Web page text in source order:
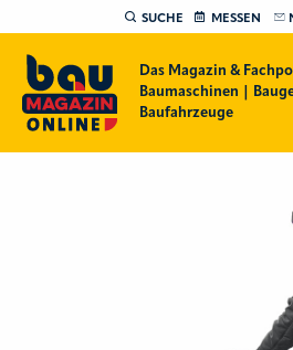
SUCHE MESSEN
Das Magazin &
Baumaschinen |
Baufahrzeuge